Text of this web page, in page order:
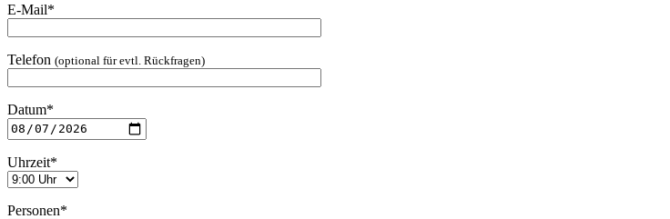
E-Mail*
Telefon (optional für evtl. Rückfragen)
Datum*
Uhrzeit*
Personen*